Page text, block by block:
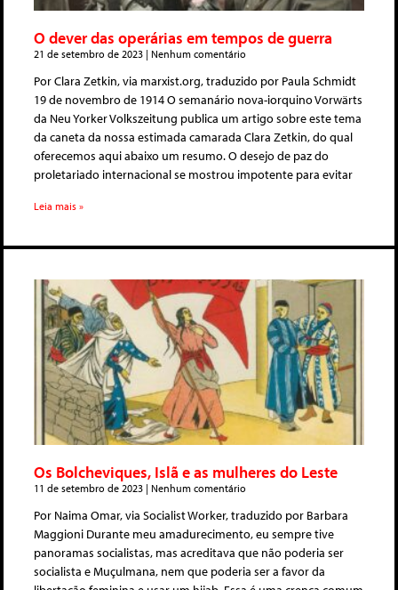
O dever das operárias em tempos de guerra
21 de setembro de 2023 Nenhum comentário
Por Clara Zetkin, via marxist.org, traduzido por Paula Schmidt
19 de novembro de 1914 O semanário nova-iorquino Vorwärts
da Neu Yorker Volkszeitung publica um artigo sobre este tema
da caneta da nossa estimada camarada Clara Zetkin, do qual
oferecemos aqui abaixo um resumo. O desejo de paz do
proletariado internacional se mostrou impotente para evitar
Leia mais »
Os Bolcheviques, Islã e as mulheres do Leste
11 de setembro de 2023 Nenhum comentário
Por Naima Omar, via Socialist Worker, traduzido por Barbara
Maggioni Durante meu amadurecimento, eu sempre tive
panoramas socialistas, mas acreditava que não poderia ser
socialista e Muçulmana, nem que poderia ser a favor da